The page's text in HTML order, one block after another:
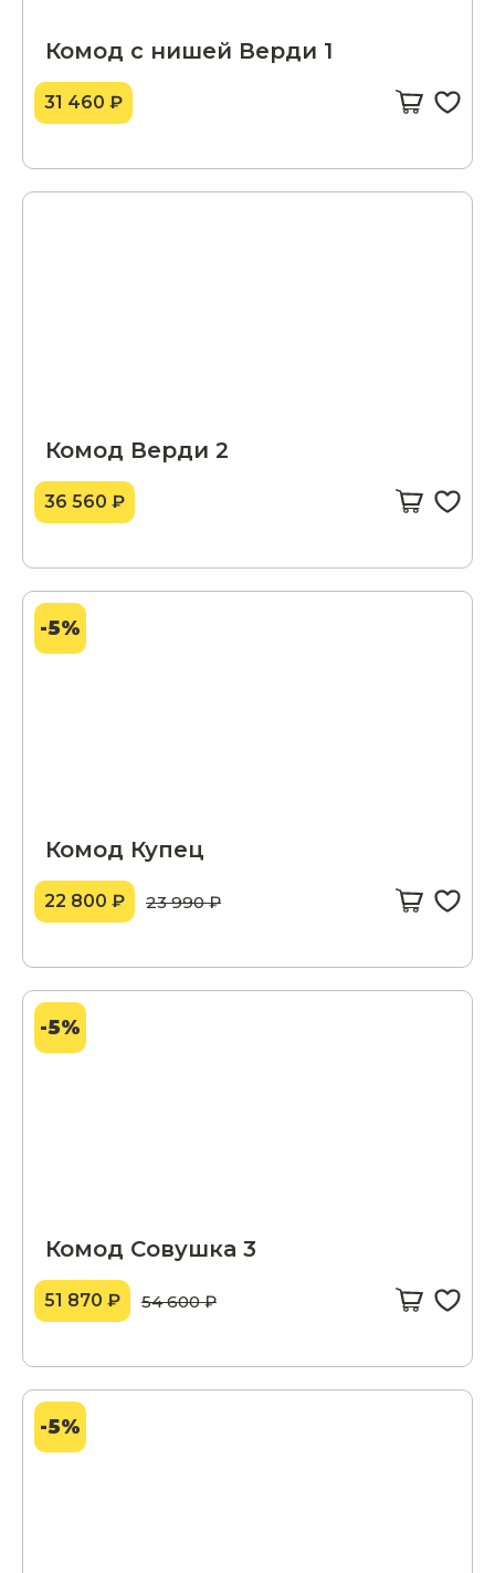
Комод с нишей Верди 1
31 460 ₽
Комод Верди 2
36 560 ₽
-5%
Комод Купец
22 800 ₽ 23 990 ₽
-5%
Комод Совушка 3
51 870 ₽ 54 600 ₽
-5%